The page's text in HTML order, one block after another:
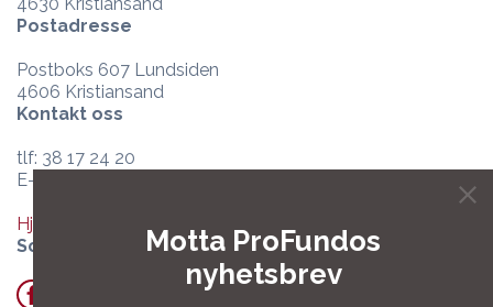
Motta ProFundos
nyhetsbrev
Postadresse
Postboks 607 Lundsiden
4606 Kristiansand
Kontakt oss
tlf: 38 17 24 20
E-post:
Hjelpesenter og support
Sosiale medier